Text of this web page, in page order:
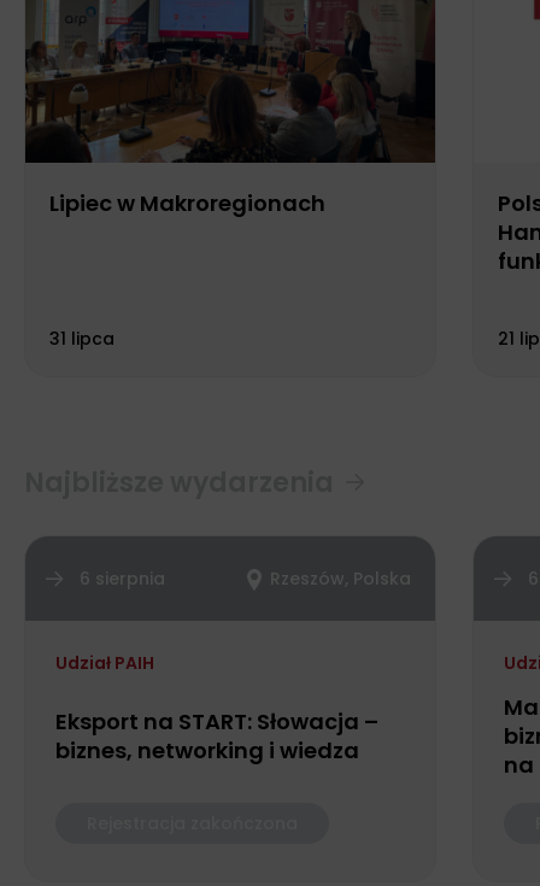
Lipiec w Makroregionach
31 lipca 21
6 sierpnia Rzeszów, Polska
Udział PAIH
Eksport na START: Słowacja –
biznes, networking i wiedza
na